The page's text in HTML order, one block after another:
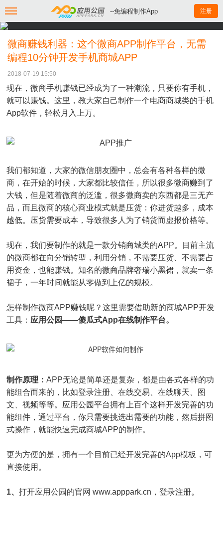
--免编程制作App 注册
微商赚钱利器：这个微商APP制作平台，无需
编程10分钟开发手机商城APP
2018-07-19 15:50
现在，微商手机赚钱已经成为了一种潮流，只要你有手机，
就可以赚钱。这里，教大家自己制作一个电商商城类的手机
App软件，轻松月入上万。
我们都知道，大家的微信朋友圈中，总会有各种各样的微
商，在开始的时候，大家都比较信任，所以很多微商赚到了
大钱，但是随着微商的泛滥，很多微商卖的东西都是三无产
品，而且微商的核心商业模式就是压货：你进货越多，成本
越低。压货需要成本，导致很多人为了销货而虚报价格等。
现在，我们要制作的就是一款分销商城类的APP。目前主流
的微商都在向分销转型，利用分销，不需要压货、不需要占
用资金，也能赚钱。知名的微商品牌奢瑞小黑裙，就卖一条
裙子，一年时间就能从零做到上亿的规模。
怎样制作微商APP赚钱呢？这里需要借助新的商城APP开发
工具： 应用公园——傻瓜式App在线制作平台。
制作原理： APP无论是简单还是复杂，都是由各式各样的功
能组合而来的，比如登录注册、在线交易、在线聊天、图
文、视频等等。应用公园平台拥有上百个这样开发完善的功
能组件，通过平台，你只需要挑选出需要的功能，然后拼图
式操作，就能快速完成商城APP的制作。
更为方便的是，拥有一个目前已经开发完善的App模板，可
直接使用。
1、 打开应用公园的官网 www.apppark.cn，登录注册。